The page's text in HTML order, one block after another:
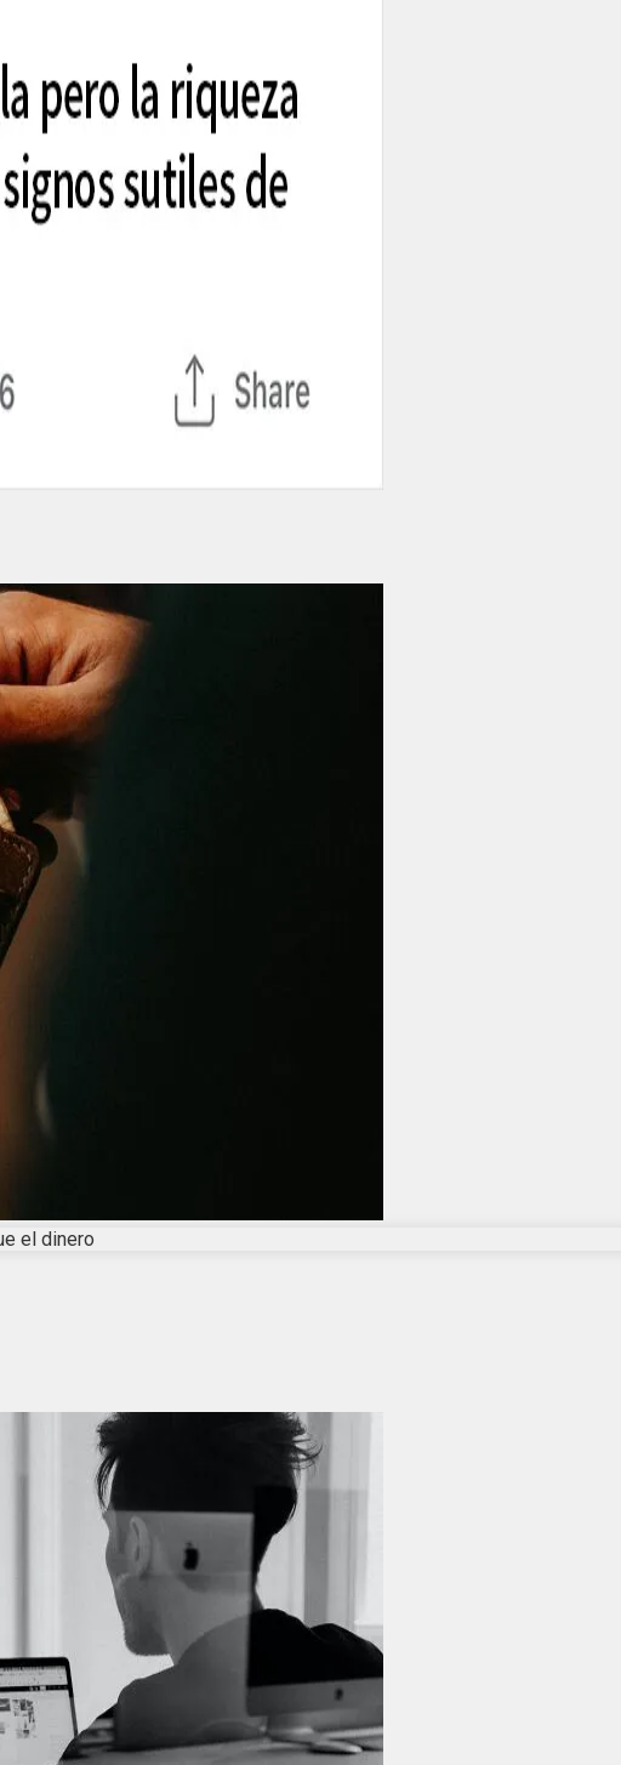
el dinero